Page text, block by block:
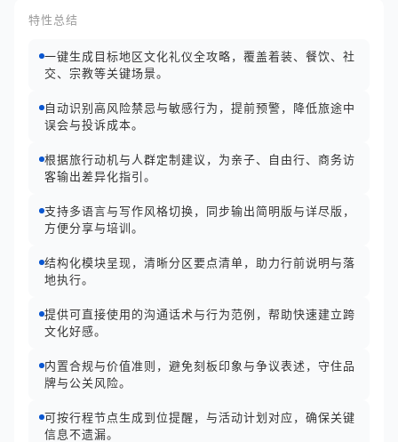
特性总结
一键生成目标地区文化礼仪全攻略，覆盖着装、餐饮、社
交、宗教等关键场景。
自动识别高风险禁忌与敏感行为，提前预警，降低旅途中
误会与投诉成本。
根据旅行动机与人群定制建议，为亲子、自由行、商务访
客输出差异化指引。
支持多语言与写作风格切换，同步输出简明版与详尽版，
方便分享与培训。
结构化模块呈现，清晰分区要点清单，助力行前说明与落
地执行。
提供可直接使用的沟通话术与行为范例，帮助快速建立跨
文化好感。
内置合规与价值准则，避免刻板印象与争议表述，守住品
牌与公关风险。
可按行程节点生成到位提醒，与活动计划对应，确保关键
信息不遗漏。